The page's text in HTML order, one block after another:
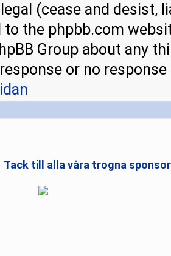
(cease and desist,
to the phpbb.com
Group about any
or no response
Tack till alla våra trogna